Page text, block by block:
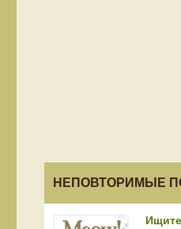
НЕПОВТОРИМЫЕ
Ищите